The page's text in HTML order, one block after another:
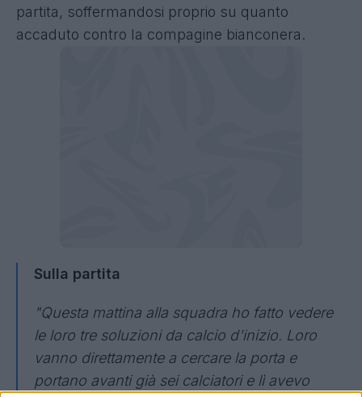
partita, soffermandosi proprio su quanto
accaduto contro la compagine bianconera.
Sulla partita
"Questa mattina alla squadra ho fatto vedere
le loro tre soluzioni da calcio d'inizio. Loro
vanno direttamente a cercare la porta e
portano avanti già sei calciatori e lì avevo